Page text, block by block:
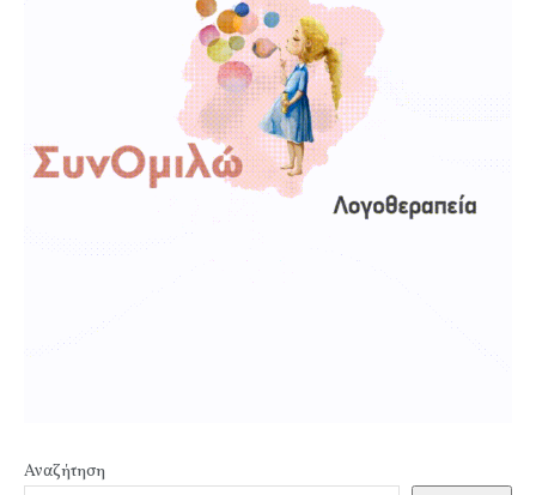
Αναζήτηση